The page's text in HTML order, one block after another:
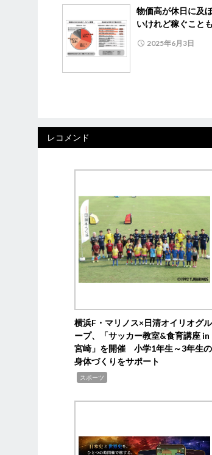
物価高が休日に及
いけれど稼ぐこと
2025年6月3日
レコメンド
横浜F・マリノス×日清オイリオグル
ープ、「サッカー教室&食育講座 in
宮崎」を開催 小学1年生～3年生の
身体づくりをサポート
スポーツ